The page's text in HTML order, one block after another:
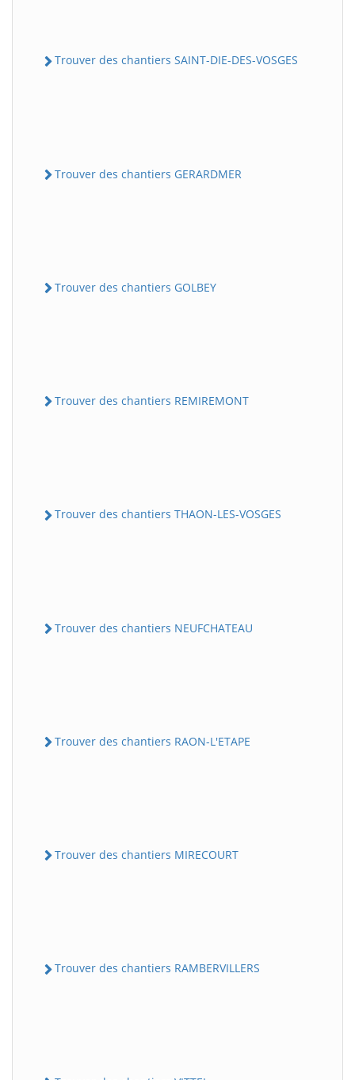
Trouver des chantiers SAINT-DIE-DES-VOSGES
Trouver des chantiers GERARDMER
Trouver des chantiers GOLBEY
Trouver des chantiers REMIREMONT
Trouver des chantiers THAON-LES-VOSGES
Trouver des chantiers NEUFCHATEAU
Trouver des chantiers RAON-L'ETAPE
Trouver des chantiers MIRECOURT
Trouver des chantiers RAMBERVILLERS